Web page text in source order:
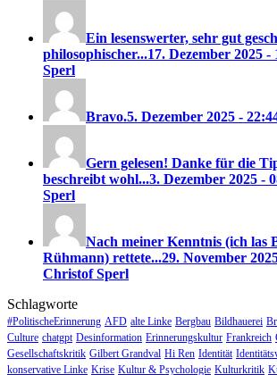
Ein lesenswerter, sehr gut
philosophischer...17. Dezember 2025
Sperl
Bravo.5. Dezember 2025 -
Gern gelesen! Danke für die
beschreibt wohl...3. Dezember 2025 -
Sperl
Nach meiner Kenntnis (ich las
Rühmann) rettete...29. November
Christof Sperl
Schlagworte
#PolitischeErinnerung AFD alte Linke Bergbau Bildhauerei
Culture chatgpt Desinformation Erinnerungskultur Frankreich
Gesellschaftskritik Gilbert Grandval Hi Ren Identität
konservative Linke Krise Kultur & Psychologie Kulturkritik